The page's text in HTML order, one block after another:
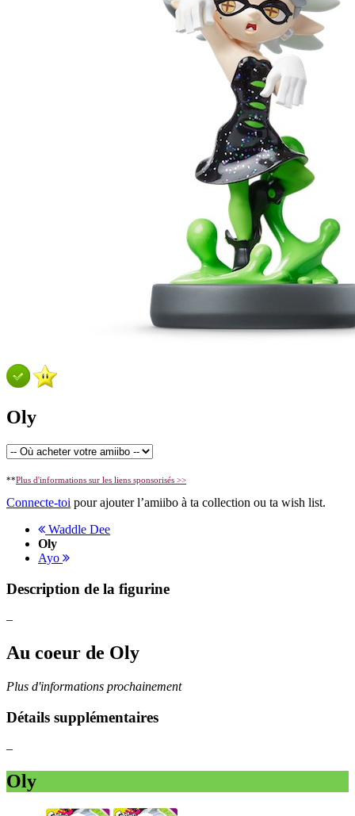
Oly
**Plus d'informations sur les liens sponsorisés >>
Connecte-toi pour ajouter l’amiibo à ta collection ou ta wish list.
Waddle Dee
Oly
Ayo
Description de la figurine
–
Au coeur de Oly
Plus d'informations prochainement
Détails supplémentaires
–
Oly